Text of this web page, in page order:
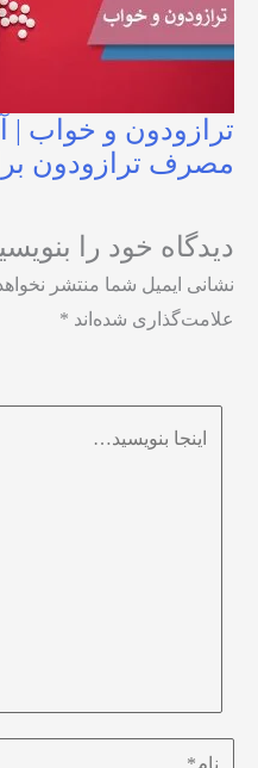
ترازودون و خواب |
مصرف ترازودون
دیدگاه‌ خود را
نشانی ایمیل شما منتشر
علامت‌گذاری شده‌اند *